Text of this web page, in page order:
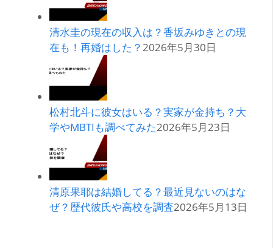
清水圭の現在の収入は？香坂みゆきとの現
在も！再婚はした？2026年5月30日
松村北斗に彼女はいる？実家が金持ち？大
学やMBTIも調べてみた2026年5月23日
清原果耶は結婚してる？最近見ないのはな
ぜ？歴代彼氏や高校を調査2026年5月13日